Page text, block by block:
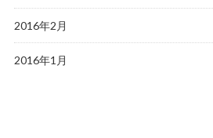
2016年2月
2016年1月